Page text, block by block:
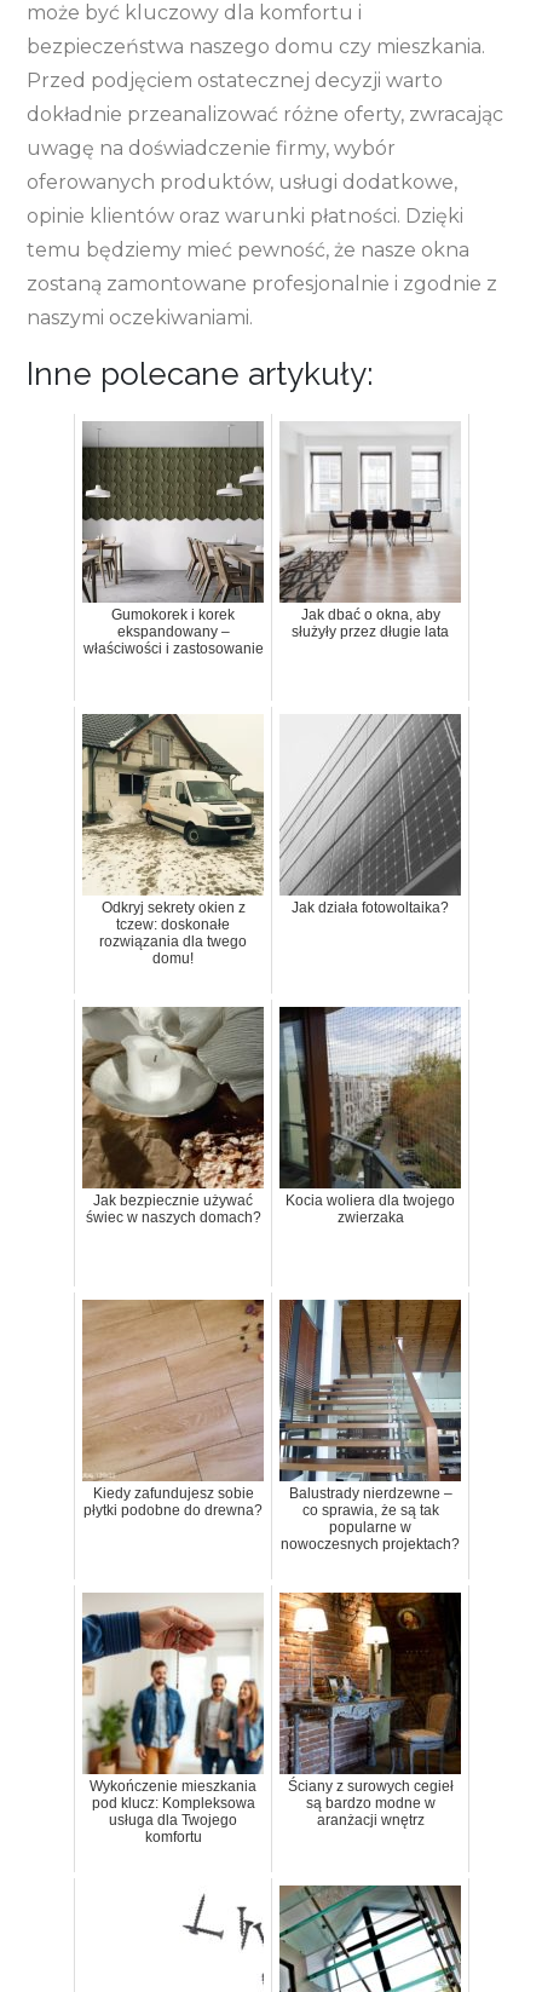
może być kluczowy dla komfortu i
bezpieczeństwa naszego domu czy mieszkania.
Przed podjęciem ostatecznej decyzji warto
dokładnie przeanalizować różne oferty, zwracając
uwagę na doświadczenie firmy, wybór
oferowanych produktów, usługi dodatkowe,
opinie klientów oraz warunki płatności. Dzięki
temu będziemy mieć pewność, że nasze okna
zostaną zamontowane profesjonalnie i zgodnie z
naszymi oczekiwaniami.
Inne polecane artykuły:
Gumokorek i korek
ekspandowany –
właściwości i zastosowanie
Jak dbać o okna, aby
służyły przez długie lata
Odkryj sekrety okien z
tczew: doskonałe
rozwiązania dla twego
domu!
Jak działa fotowoltaika?
Jak bezpiecznie używać
świec w naszych domach?
Kocia woliera dla twojego
zwierzaka
Kiedy zafundujesz sobie
płytki podobne do drewna?
Balustrady nierdzewne –
co sprawia, że są tak
popularne w
nowoczesnych projektach?
Wykończenie mieszkania
pod klucz: Kompleksowa
usługa dla Twojego
komfortu
Ściany z surowych cegieł
są bardzo modne w
aranżacji wnętrz